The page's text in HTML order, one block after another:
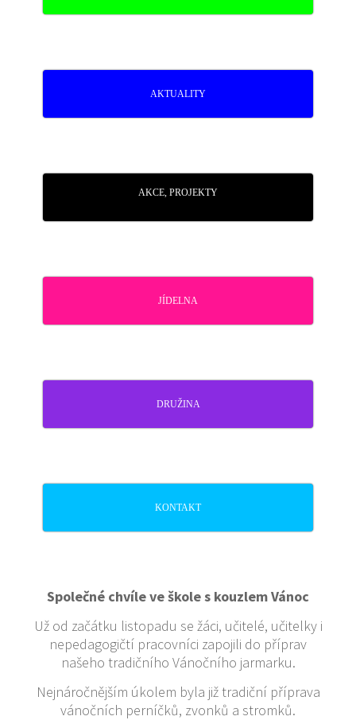
AKTUALITY
AKCE, PROJEKTY
JÍDELNA
DRUŽINA
KONTAKT
Společné chvíle ve škole s kouzlem Vánoc
Už od začátku listopadu se žáci, učitelé, učitelky i
nepedagogičtí pracovníci zapojili do příprav
našeho tradičního Vánočního jarmarku.
Nejnáročnějším úkolem byla již tradiční příprava
vánočních perníčků, zvonků a stromků.